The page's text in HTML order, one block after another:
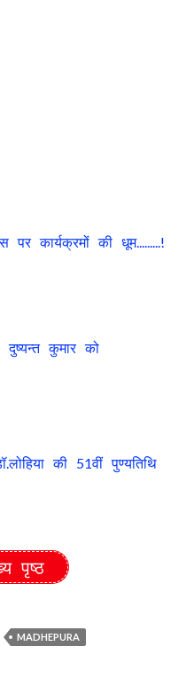
पर कार्यक्रमों की धूम.........!
कुमार को
की 51वीं पुण्यतिथि
पृष्ठ
MADHEPURA